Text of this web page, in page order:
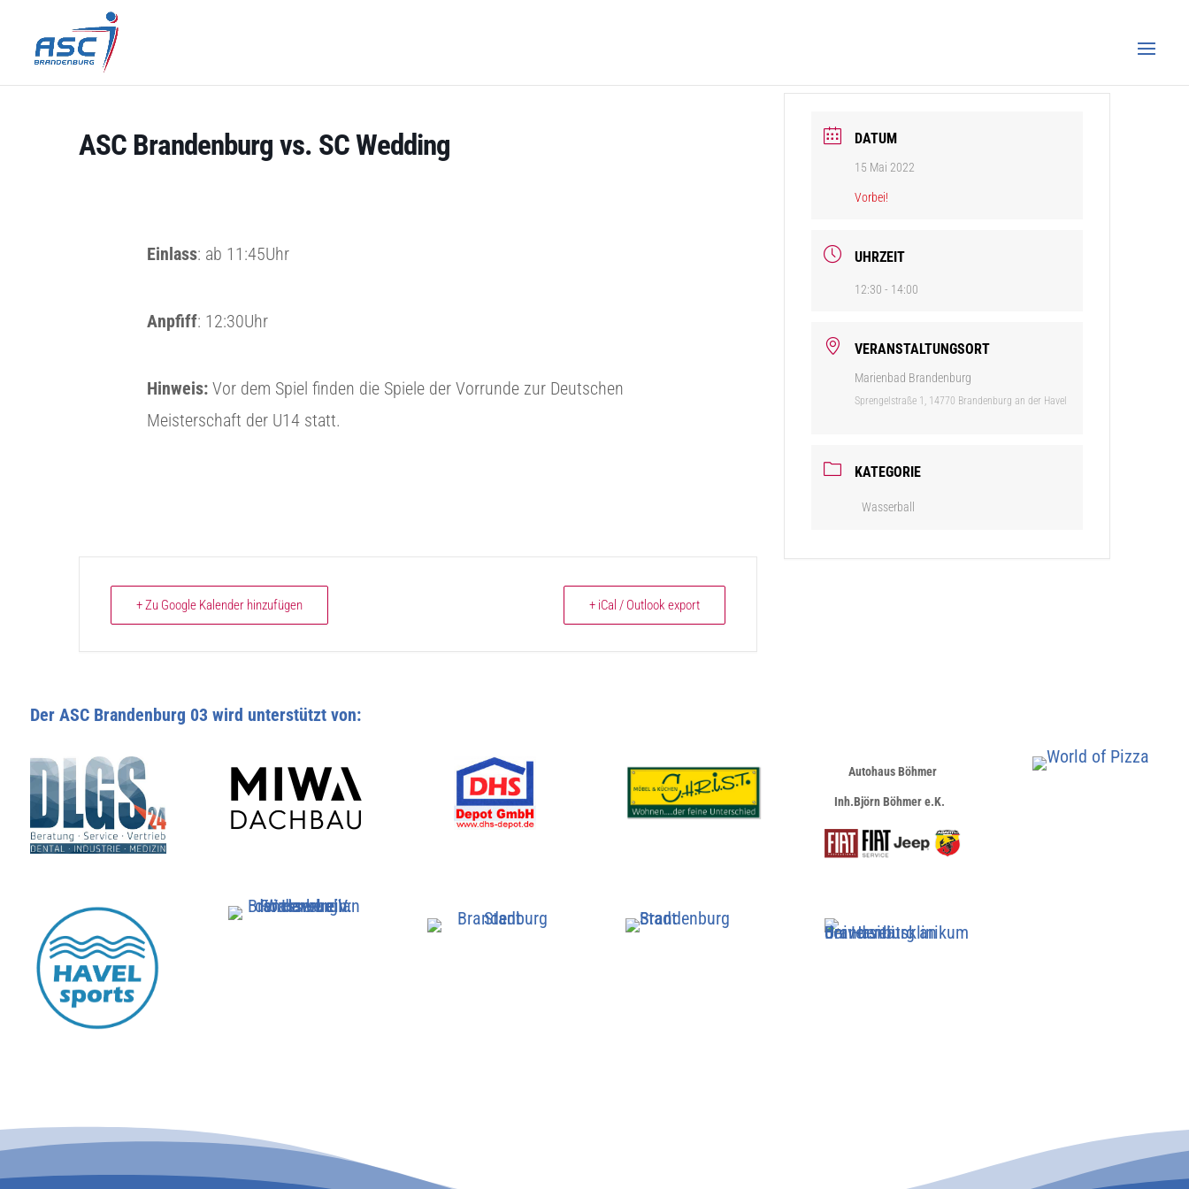
ASC Brandenburg vs. SC Wedding
Einlass: ab 11:45Uhr
Anpfiff: 12:30Uhr
Hinweis:Vor dem Spiel finden die Spiele der Vorrunde zur Deutschen
Meisterschaft der U14 statt.
+ Zu Google Kalender hinzufügen + iCal / Outlook export
DATUM
15 Mai 2022
Vorbei!
UHRZEIT
12:30 - 14:00
VERANSTALTUNGSORT
Marienbad Brandenburg
Sprengelstraße 1, 14770 Brandenburg an der Havel
KATEGORIE
Wasserball
Der ASC Brandenburg 03 wird unterstützt von:
Autohaus Böhmer
Inh.Björn Böhmer e.K.